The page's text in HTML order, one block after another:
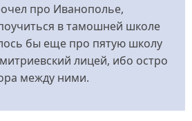
про Иванополье,
в тамошней школе
бы еще про пятую школу
лицей, ибо остро
между ними.